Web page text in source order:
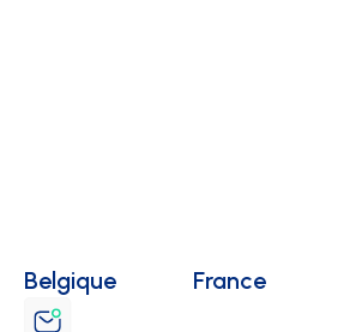
Belgique France